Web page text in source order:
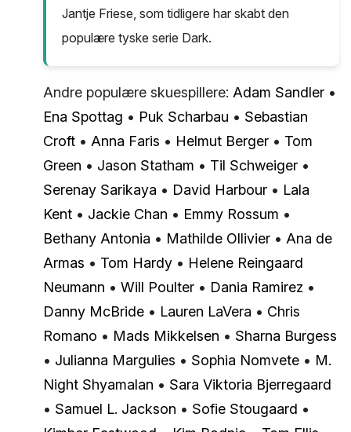
Jantje Friese, som tidligere har skabt den
populære tyske serie Dark.
Andre populære skuespillere: Adam Sandler •
Ena Spottag • Puk Scharbau • Sebastian
Croft • Anna Faris • Helmut Berger • Tom
Green • Jason Statham • Til Schweiger •
Serenay Sarikaya • David Harbour • Lala
Kent • Jackie Chan • Emmy Rossum •
Bethany Antonia • Mathilde Ollivier • Ana de
Armas • Tom Hardy • Helene Reingaard
Neumann • Will Poulter • Dania Ramirez •
Danny McBride • Lauren LaVera • Chris
Romano • Mads Mikkelsen • Sharna Burgess
• Julianna Margulies • Sophia Nomvete • M.
Night Shyamalan • Sara Viktoria Bjerregaard
• Samuel L. Jackson • Sofie Stougaard •